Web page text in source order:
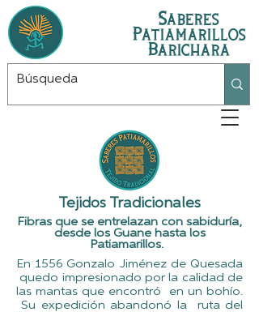
Saberes
Patiamarillos
Barichara
Tejidos Tradicionales
Fibras que se entrelazan con sabiduría,
desde los Guane hasta los
Patiamarillos.
En 1556 Gonzalo Jiménez de Quesada
quedo impresionado por la calidad de
las mantas que encontró en un bohío.
Su expedición abandonó la ruta del